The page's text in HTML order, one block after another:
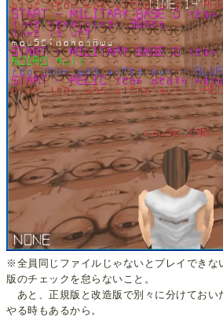
※全員同じファイルじゃないとプレイできな
版のチェックを怠らないこと。
あと、正規版と改造版で別々に分けておい
やる時もあるから。